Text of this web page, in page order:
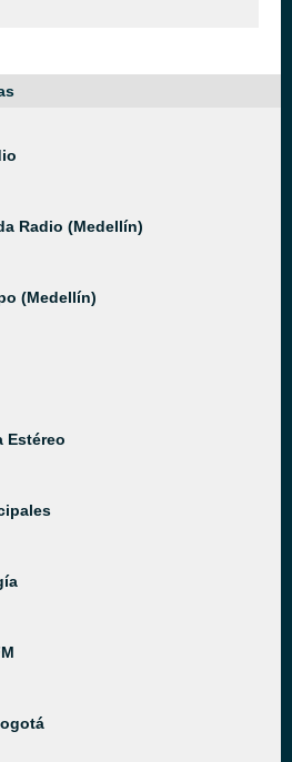
Radio (Medellín)
(Medellín)
Estéreo